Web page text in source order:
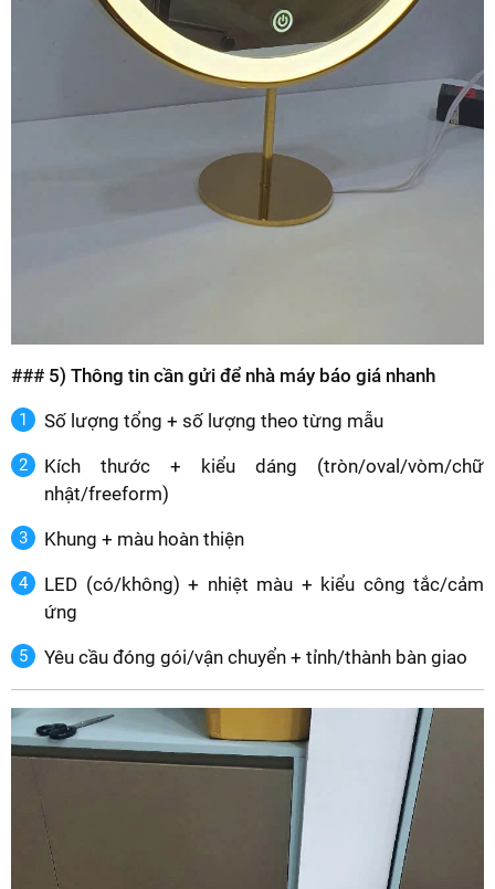
### 5) Thông tin cần gửi để nhà máy báo giá nhanh
Số lượng tổng + số lượng theo từng mẫu
Kích thước + kiểu dáng (tròn/oval/vòm/chữ
nhật/freeform)
Khung + màu hoàn thiện
LED (có/không) + nhiệt màu + kiểu công tắc/cảm
ứng
Yêu cầu đóng gói/vận chuyển + tỉnh/thành bàn giao